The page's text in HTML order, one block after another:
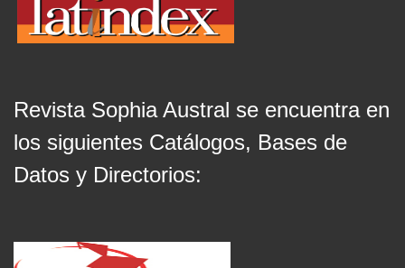
Revista Sophia Austral se encuentra en
los siguientes Catálogos, Bases de
Datos y Directorios: